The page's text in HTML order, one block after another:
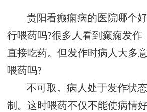
贵阳看癫痫病的医院哪个
行喂药吗?很多人看到癫痫发作
直接吃药。但发作时病人大多
喂药吗?
不可取。病人处于发作状
制。这时喂药不仅不能使病情